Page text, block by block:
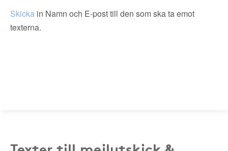
Skicka in Namn och E-post till den som ska ta emot
texterna.